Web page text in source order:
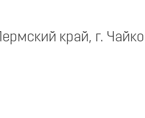
край, г.